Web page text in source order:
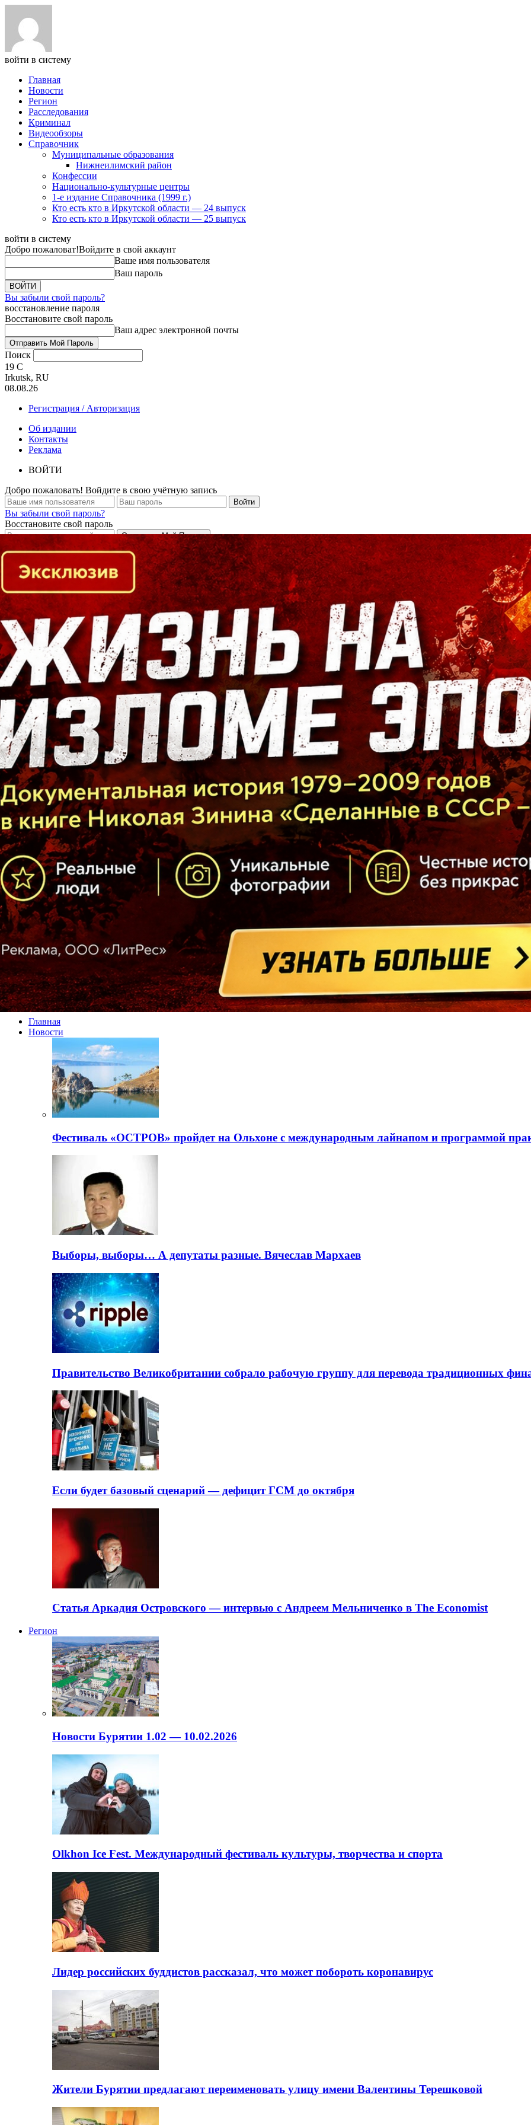
войти в систему
Главная
Новости
Регион
Расследования
Криминал
Видеообзоры
Справочник
Муниципальные образования
Нижнеилимский район
Конфессии
Национально-культурные центры
1-е издание Справочника (1999 г.)
Кто есть кто в Иркутской области — 24 выпуск
Кто есть кто в Иркутской области — 25 выпуск
войти в систему
Добро пожаловат!Войдите в свой аккаунт
Ваше имя пользователя
Ваш пароль
Вы забыли свой пароль?
восстановление пароля
Восстановите свой пароль
Ваш адрес электронной почты
Поиск
19 C
Irkutsk, RU
08.08.26
Регистрация / Авторизация
Об издании
Контакты
Реклама
ВОЙТИ
Добро пожаловать! Войдите в свою учётную запись
Вы забыли свой пароль?
Восстановите свой пароль
Кто есть кто в Байкальском регионе
Главная
Новости
Фестиваль «ОСТРОВ» пройдет на Ольхоне с международным лайнапом и программой
Выборы, выборы… А депутаты разные. Вячеслав Мархаев
Правительство Великобритании собрало рабочую группу для перевода традиционных
Если будет базовый сценарий — дефицит ГСМ до октября
Статья Аркадия Островского — интервью с Андреем Мельниченко в The Economist
Регион
Новости Бурятии 1.02 — 10.02.2026
Olkhon Ice Fest. Международный фестиваль культуры, творчества и спорта
Лидер российских буддистов рассказал, что может побороть коронавирус
Жители Бурятии предлагают переименовать улицу имени Валентины Терешковой